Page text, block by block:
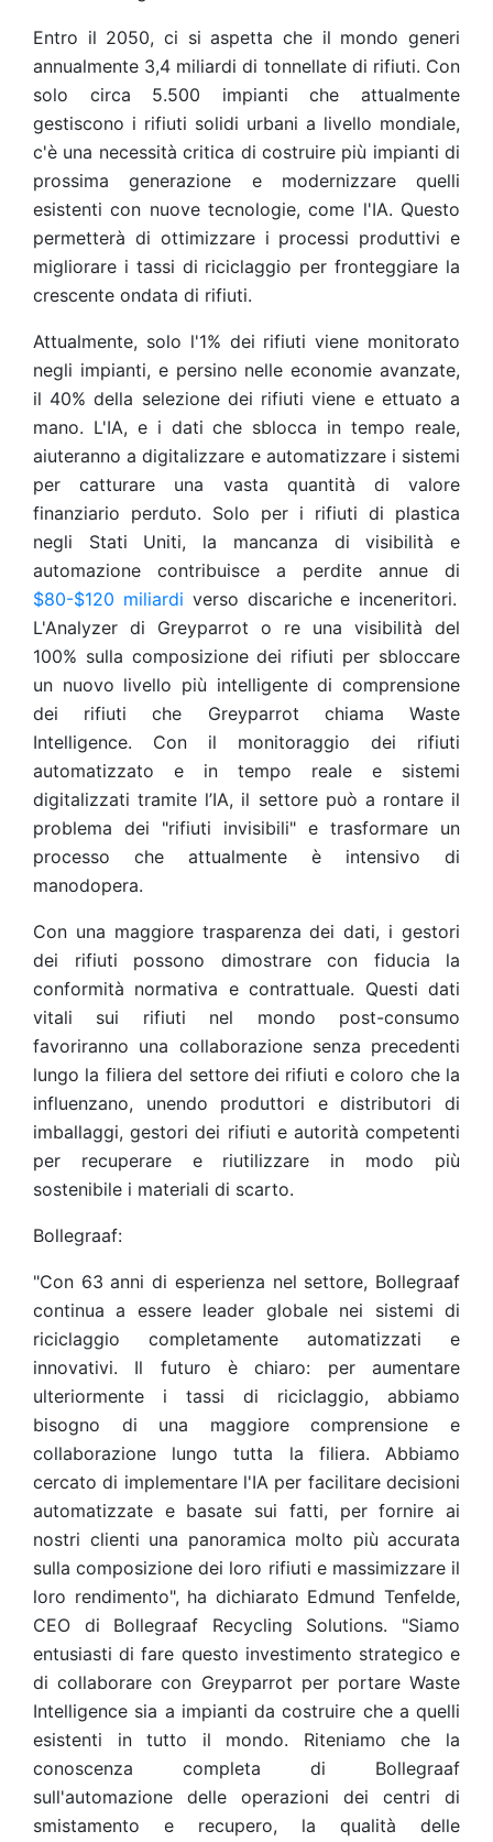
Entro il 2050, ci si aspetta che il mondo generi
annualmente 3,4 miliardi di tonnellate di rifiuti. Con
solo circa 5.500 impianti che attualmente
gestiscono i rifiuti solidi urbani a livello mondiale,
c'è una necessità critica di costruire più impianti di
prossima generazione e modernizzare quelli
esistenti con nuove tecnologie, come l'IA. Questo
permetterà di ottimizzare i processi produttivi e
migliorare i tassi di riciclaggio per fronteggiare la
crescente ondata di rifiuti.
Attualmente, solo l'1% dei rifiuti viene monitorato
negli impianti, e persino nelle economie avanzate,
il 40% della selezione dei rifiuti viene e ettuato a
mano. L'IA, e i dati che sblocca in tempo reale,
aiuteranno a digitalizzare e automatizzare i sistemi
per catturare una vasta quantità di valore
finanziario perduto. Solo per i rifiuti di plastica
negli Stati Uniti, la mancanza di visibilità e
automazione contribuisce a perdite annue di
$80-$120 miliardi verso discariche e inceneritori.
L'Analyzer di Greyparrot o re una visibilità del
100% sulla composizione dei rifiuti per sbloccare
un nuovo livello più intelligente di comprensione
dei rifiuti che Greyparrot chiama Waste
Intelligence. Con il monitoraggio dei rifiuti
automatizzato e in tempo reale e sistemi
digitalizzati tramite l’IA, il settore può a rontare il
problema dei "rifiuti invisibili" e trasformare un
processo che attualmente è intensivo di
manodopera.
Con una maggiore trasparenza dei dati, i gestori
dei rifiuti possono dimostrare con fiducia la
conformità normativa e contrattuale. Questi dati
vitali sui rifiuti nel mondo post-consumo
favoriranno una collaborazione senza precedenti
lungo la filiera del settore dei rifiuti e coloro che la
influenzano, unendo produttori e distributori di
imballaggi, gestori dei rifiuti e autorità competenti
per recuperare e riutilizzare in modo più
sostenibile i materiali di scarto.
Bollegraaf:
"Con 63 anni di esperienza nel settore, Bollegraaf
continua a essere leader globale nei sistemi di
riciclaggio completamente automatizzati e
innovativi. Il futuro è chiaro: per aumentare
ulteriormente i tassi di riciclaggio, abbiamo
bisogno di una maggiore comprensione e
collaborazione lungo tutta la filiera. Abbiamo
cercato di implementare l'IA per facilitare decisioni
automatizzate e basate sui fatti, per fornire ai
nostri clienti una panoramica molto più accurata
sulla composizione dei loro rifiuti e massimizzare il
loro rendimento", ha dichiarato Edmund Tenfelde,
CEO di Bollegraaf Recycling Solutions. "Siamo
entusiasti di fare questo investimento strategico e
di collaborare con Greyparrot per portare Waste
Intelligence sia a impianti da costruire che a quelli
esistenti in tutto il mondo. Riteniamo che la
conoscenza completa di Bollegraaf
sull'automazione delle operazioni dei centri di
smistamento e recupero, la qualità delle